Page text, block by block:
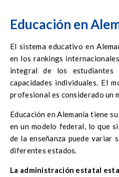
Educación en
El sistema educativo en
en los rankings
integral de los estudiantes
capacidades individuales. El
profesional es considerado un
Educación en Alemania tiene
en un modelo federal, lo que
de la enseñanza puede variar
diferentes estados.
La administración estatal